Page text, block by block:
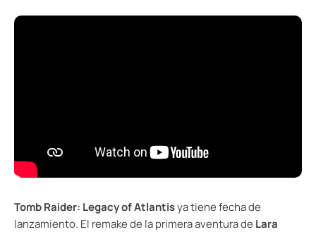
Tomb Raider: Legacy of Atlantisya tiene fecha de
lanzamiento. El remake de la primera aventura de Lara